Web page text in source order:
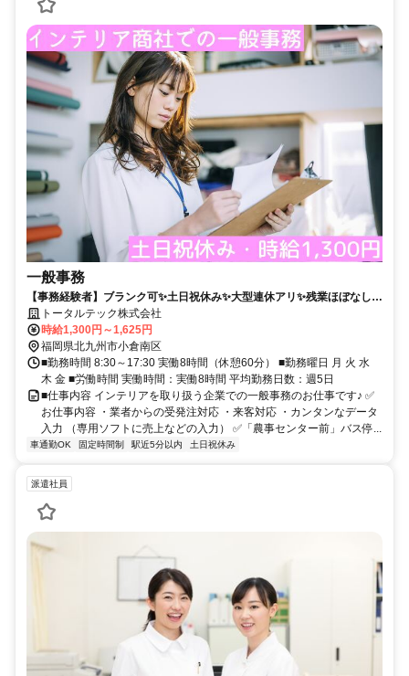
一般事務
【事務経験者】ブランク可✨土日祝休み✨大型連休アリ✨残業ほぼなし
✨「農事センター前」バス停から徒歩1分✨
トータルテック株式会社
時給1,300円～1,625円
福岡県北九州市小倉南区
■勤務時間 8:30～17:30 実働8時間（休憩60分） ■勤務曜日 月 火 水
木 金 ■労働時間 実働時間：実働8時間 平均勤務日数：週5日
■仕事内容 インテリアを取り扱う企業での一般事務のお仕事です♪ ✅
お仕事内容 ・業者からの受発注対応 ・来客対応 ・カンタンなデータ
入力 （専用ソフトに売上などの入力） ✅「農事センター前」バス停...
車通勤OK 固定時間制 駅近5分以内 土日祝休み
派遣社員